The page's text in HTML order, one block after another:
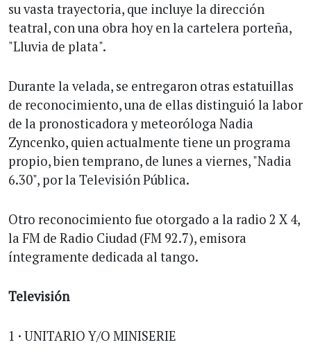
su vasta trayectoria, que incluye la dirección
teatral, con una obra hoy en la cartelera porteña,
"Lluvia de plata".
Durante la velada, se entregaron otras estatuillas
de reconocimiento, una de ellas distinguió la labor
de la pronosticadora y meteoróloga Nadia
Zyncenko, quien actualmente tiene un programa
propio, bien temprano, de lunes a viernes, "Nadia
6.30", por la Televisión Pública.
Otro reconocimiento fue otorgado a la radio 2 X 4,
la FM de Radio Ciudad (FM 92.7), emisora
íntegramente dedicada al tango.
Televisión
1 · UNITARIO Y/O MINISERIE